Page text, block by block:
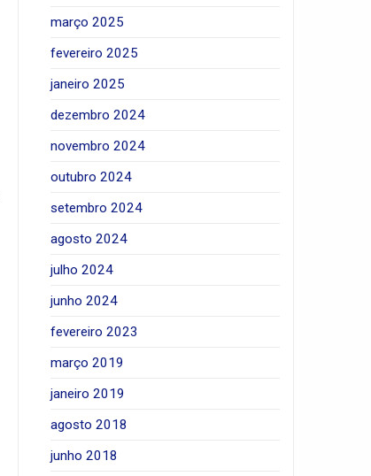
março 2025
fevereiro 2025
janeiro 2025
dezembro 2024
novembro 2024
outubro 2024
setembro 2024
agosto 2024
julho 2024
junho 2024
fevereiro 2023
março 2019
janeiro 2019
agosto 2018
junho 2018